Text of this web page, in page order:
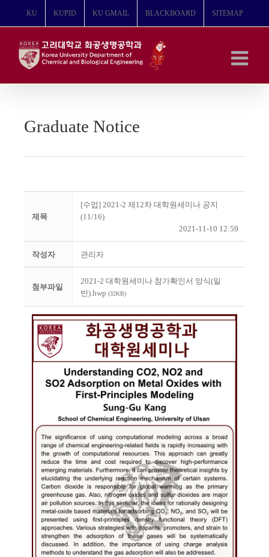
뛰
KU KUPID KU GMAIL BLACKBOARD SITEMAP
Graduate Notice
제목
[수업] 2021-2 제12차 대학원세미나 공지
(11/16)
2021-11-10 12:59
작성자 관리자
첨부파일
2021-2 대학원세미나 참가확인서 양식(일
반).hwp (32KB)